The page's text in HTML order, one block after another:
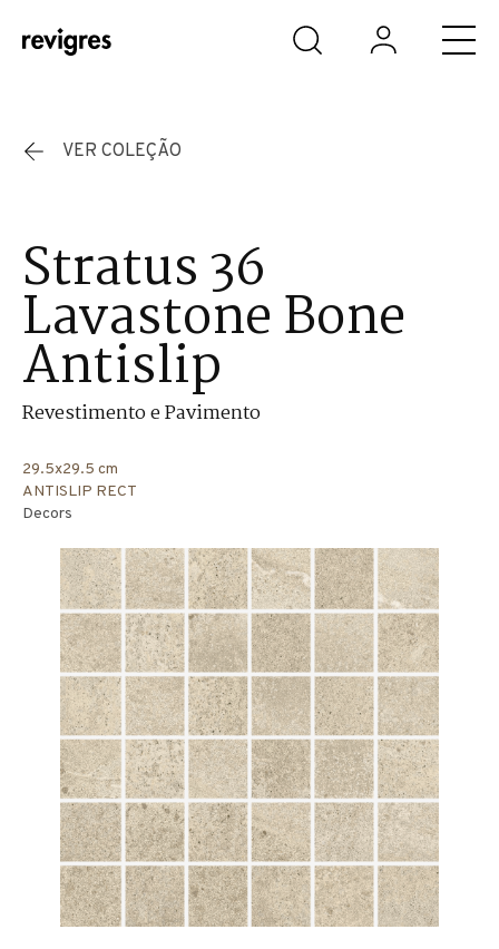
Saltar para o conteúdo principal
VER COLEÇÃO
Stratus 36
Lavastone Bone
Antislip
Revestimento e Pavimento
29.5x29.5 cm
ANTISLIP RECT
Decors